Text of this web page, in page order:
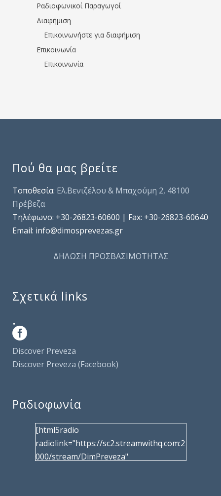
Ραδιοφωνικοί Παραγωγοί
Διαφήμιση
Επικοινωνήστε για διαφήμιση
Επικοινωνία
Επικοινωνία
Πού θα μας βρείτε
Τοποθεσία: Ελ.Βενιζέλου & Μπαχούμη 2, 48100
Πρέβεζα
Τηλέφωνo: +30-26823-60600 | Fax: +30-26823-60640
Email: info@dimosprevezas.gr
ΔΗΛΩΣΗ ΠΡΟΣΒΑΣΙΜΟΤΗΤΑΣ
Σχετικά links
.
Discover Preveza
Discover Preveza (Facebook)
Ραδιοφωνία
[html5radio
radiolink="https://sc2.streamwithq.com:2
000/stream/DimPreveza"